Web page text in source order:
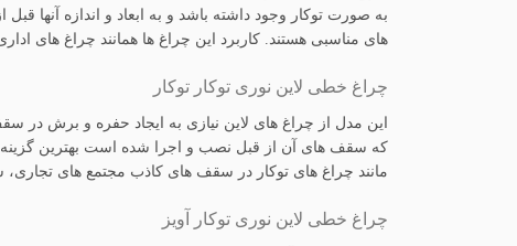
به صورت توکار وجود داشته باشد و به ابعاد و اندازه
های مناسبی هستند. کاربرد این چراغ ها همانند چراغ های
چراغ خطی لاین نوری توکار توکار
این مدل از چراغ های لاین نیازی به ایجاد حفره و برش
که سقف های آن از قبل نصب و اجرا شده است بهترین گزینه
مانند چراغ های توکار در سقف های کاذب مجتمع های تجاری،
چراغ خطی لاین نوری توکار آویز